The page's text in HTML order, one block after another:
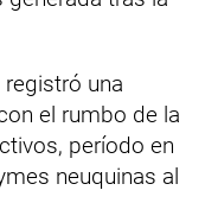
una
el rumbo de la
período en
neuquinas al